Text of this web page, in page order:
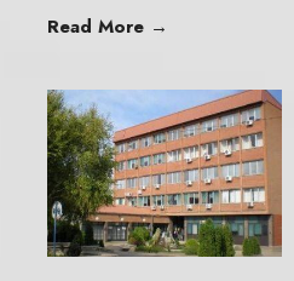
Read More →